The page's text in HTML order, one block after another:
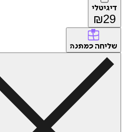
דיגיטלי
₪29
שליחה כמתנה